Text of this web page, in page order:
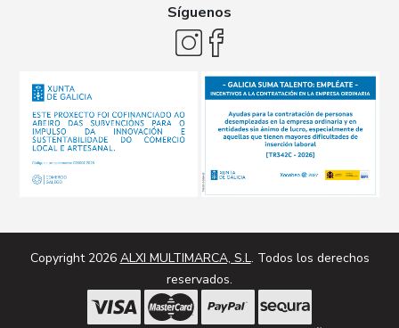
Síguenos
Copyright 2026 ALXI MULTIMARCA, S.L. Todos los derechos
reservados.